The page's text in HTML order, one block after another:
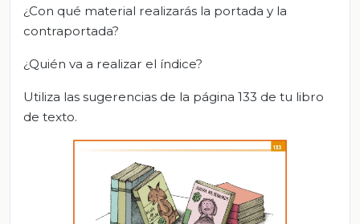
¿Con qué material realizarás la portada y la
contraportada?
¿Quién va a realizar el índice?
Utiliza las sugerencias de la página 133 de tu libro
de texto.